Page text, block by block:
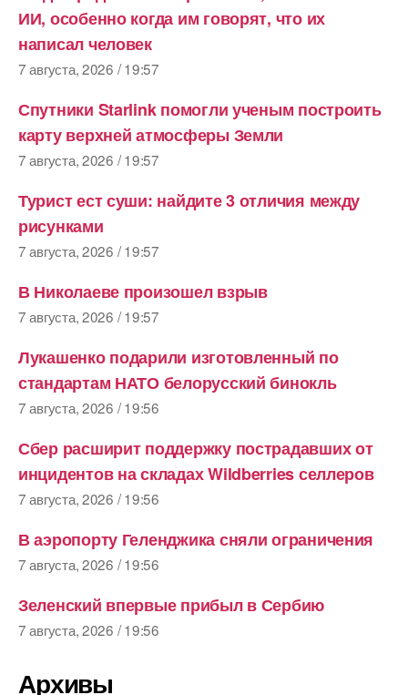
ИИ, особенно когда им говорят, что их
написал человек
7 августа, 2026 / 19:57
Спутники Starlink помогли ученым построить
карту верхней атмосферы Земли
7 августа, 2026 / 19:57
Турист ест суши: найдите 3 отличия между
рисунками
7 августа, 2026 / 19:57
В Николаеве произошел взрыв
7 августа, 2026 / 19:57
Лукашенко подарили изготовленный по
стандартам НАТО белорусский бинокль
7 августа, 2026 / 19:56
Сбер расширит поддержку пострадавших от
инцидентов на складах Wildberries селлеров
7 августа, 2026 / 19:56
В аэропорту Геленджика сняли ограничения
7 августа, 2026 / 19:56
Зеленский впервые прибыл в Сербию
7 августа, 2026 / 19:56
Архивы